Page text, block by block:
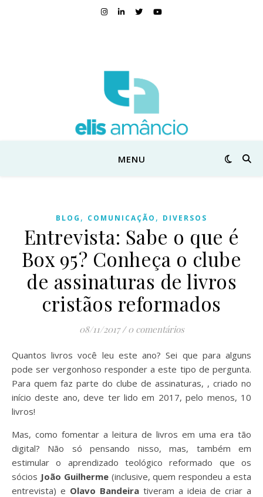
MENU
BLOG , COMUNICAÇÃO , DIVERSOS
Entrevista: Sabe o que é
Box 95? Conheça o clube
de assinaturas de livros
cristãos reformados
08/11/2017 / 0 comentários
Quantos livros você leu este ano? Sei que para alguns
pode ser vergonhoso responder a este tipo de pergunta.
Para quem faz parte do clube de assinaturas, , criado no
início deste ano, deve ter lido em 2017, pelo menos, 10
livros!
Mas, como fomentar a leitura de livros em uma era tão
digital? Não só pensando nisso, mas, também em
estimular o aprendizado teológico reformado que os
sócios João Guilherme(inclusive, quem respondeu a esta
entrevista) e Olavo Bandeira tiveram a ideia de criar a